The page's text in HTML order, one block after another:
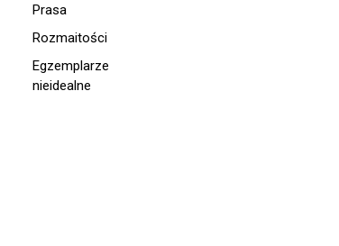
Prasa
Rozmaitości
Egzemplarze
nieidealne